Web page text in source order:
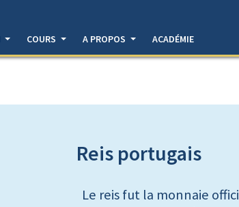
COURS A PROPOS ACADÉMIE
Reis portugais
Le reis fut la monnaie